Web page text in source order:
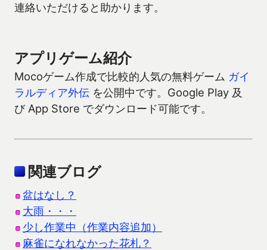
連絡いただけると助かります。
アプリゲーム紹介
Mocoゲーム作成で比較的人気の無料ゲーム ガイ
ラルディア外伝 を公開中です。Google Play 及
び App Store でダウンロード可能です。
関連ブログ
盆はなし？
大雨・・・
少し作業中（作業内容追加）
麻雀になれなかった花札？